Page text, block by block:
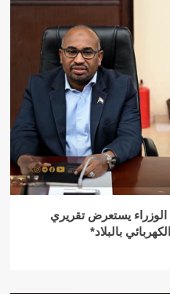
يستعرض تقريري
بالبلاد*